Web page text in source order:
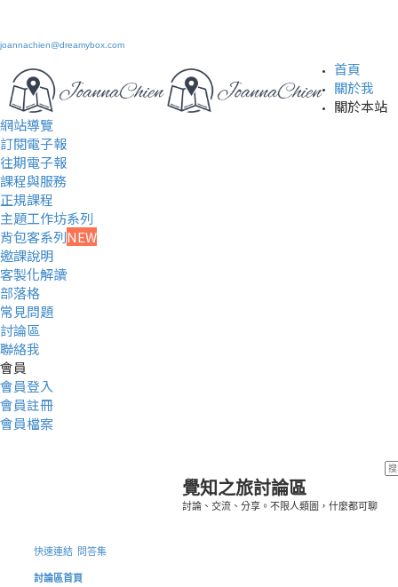
joannachien@dreamybox.com
首頁
關於我
關於本站
網站導覽
訂閱電子報
往期電子報
課程與服務
正規課程
主題工作坊系列
背包客系列NEW
邀課說明
客製化解讀
部落格
常見問題
討論區
聯絡我
會員
會員登入
會員註冊
會員檔案
覺知之旅討論區
討論、交流、分享。不限人類圖，什麼都可聊
快速連結 問答集
討論區首頁